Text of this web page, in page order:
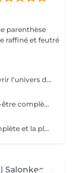
parenthèse
La Formule Découverte est idéale pour découvrir l'univers du Head Spa et s'offrir un véritable moment de détente. Ce soin associe massage crânien par acupression, diffusion d'eau sous arche et ambiance sensorielle apaisante pour libérer les tensions et favoriser le lâcher-prise. Le cuir chevelu est revitalisé, l'esprit apaisé et les cheveux retrouvent douceur et légèreté. Le séchage des cheveux est inclus à la fin de la prestation. Parfaite pour une première expérience relaxante.
La Formule Prestige offre une expérience bien-être complète, alliant soin du cuir chevelu, détente capillaire et soin du visage. Grâce à des techniques manuelles ciblées et à une atmosphère enveloppante, cette formule procure une relaxation profonde tout en sublimant la peau et les cheveux. Elle permet de relâcher les tensions, d'améliorer la circulation et de retrouver une sensation d'équilibre et d'harmonie. Le séchage des cheveux est inclus. Idéale pour s'accorder un moment de bien-être global.
La Formule Premium est la version la plus complète et la plus exclusive de l'expérience Head Spa. Elle reprend tous les bienfaits de la Formule Prestige, avec un soin visage complet, un soin capillaire approfondi et une relaxation globale, tout en y ajoutant un gommage du cuir chevelu, une diffusion de vapeur et un massage spécifique réalisé pendant le temps de pause. La vapeur permet d'optimiser l'efficacité des soins, de détendre les muscles en profondeur et de renforcer les bienfaits du massage crânien. Chaque étape est pensée pour offrir un moment d'exception, alliant performance, confort et lâcher-prise total. Le séchage des cheveux est inclus. Recommandée pour vivre l'expérience Head Spa dans sa version la plus luxueuse.